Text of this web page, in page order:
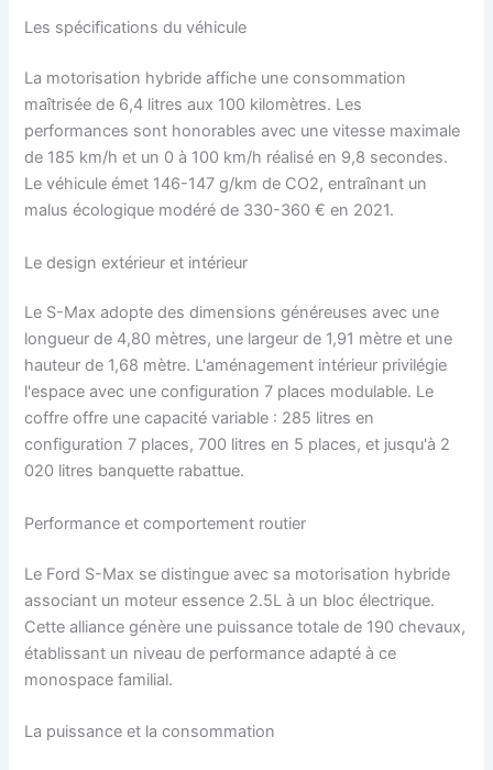
Les spécifications du véhicule
La motorisation hybride affiche une consommation
maîtrisée de 6,4 litres aux 100 kilomètres. Les
performances sont honorables avec une vitesse maximale
de 185 km/h et un 0 à 100 km/h réalisé en 9,8 secondes.
Le véhicule émet 146-147 g/km de CO2, entraînant un
malus écologique modéré de 330-360 € en 2021.
Le design extérieur et intérieur
Le S-Max adopte des dimensions généreuses avec une
longueur de 4,80 mètres, une largeur de 1,91 mètre et une
hauteur de 1,68 mètre. L'aménagement intérieur privilégie
l'espace avec une configuration 7 places modulable. Le
coffre offre une capacité variable : 285 litres en
configuration 7 places, 700 litres en 5 places, et jusqu'à 2
020 litres banquette rabattue.
Performance et comportement routier
Le Ford S-Max se distingue avec sa motorisation hybride
associant un moteur essence 2.5L à un bloc électrique.
Cette alliance génère une puissance totale de 190 chevaux,
établissant un niveau de performance adapté à ce
monospace familial.
La puissance et la consommation